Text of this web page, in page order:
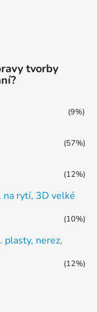
tvorby
(9%)
(57%)
(12%)
na rytí, 3D velké
(10%)
plasty, nerez,
(12%)